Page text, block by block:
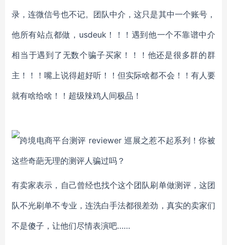
录，连微信号也不记。团队中介，这只是其中一个账号，
他所有站点都做，usdeuk！！！遇到他一个不靠谱中介
相当于遇到了无数个骗子买家！！！他还是很多群的群
主！！！嘴上说得超好听！！但实际啥都不会！！有人要
就有啥给啥！！超级辣鸡人间极品！
有卖家表示，自己曾经也找个这个团队刷单做测评，这团
队不光刷单不专业，连洗白手法都很差劲，真实的卖家们
不是傻子，让他们尽情表演吧……